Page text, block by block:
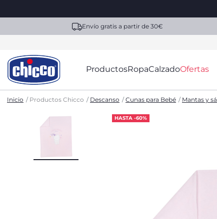
Envío gratis a partir de 30€
ProductosRopaCalzadoOfertas
Inicio Productos Chicco Descanso Cunas para Bebé Mantas y
HASTA -60%